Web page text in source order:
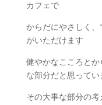
カフェで
からだにやさしく
がいただけます
健やかなこころと
な部分だと思ってい
その大事な部分の